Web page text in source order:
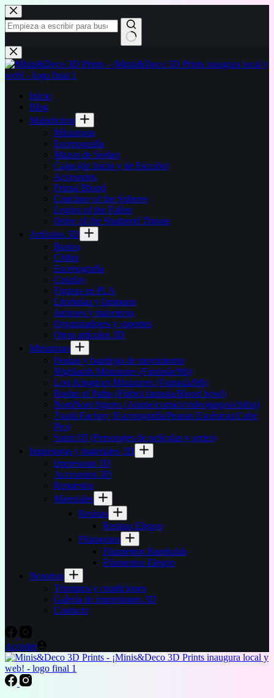
Saltar
al
contenido
Sin
resultados
Inicio
Blog
Malediction
Miniaturas
Escenografía
Mazos de Seeker
Cajas (de Inicio y de Facción)
Accesorios
Primal Blood
Conclave of the Spheres
Legion of the Fallen
Order of the Shattered Throne
Artículos 3D
Bustos
Chibis
Escenografía
Cosplay
Figuras en PLA
Litofanías y lámparas
Jarrones y maceteros
Organizadores y soportes
Otros artículos 3D
Miniaturas
Peanas y bandejas de movimiento
Highlands Miniatures (Fantasía/9th)
Lost Kingdom Miniatures (Fantasía/9th)
Realm of Paths (Fútbol fantasía/Blood bowl)
NomNom figures (Anime/comics/videojuegos/chibis)
Txarli Factory (Escenografía/Peanas Escénicas/Cube
Pro)
Sanix3D (Personajes de películas y series)
Impresoras y materiales 3D
Impresoras 3D
Accesorios 3D
Repuestos
Materiales
Resinas
Resinas Elegoo
Filamentos
Filamentos Bambulab
Filamentos Elegoo
Nosotros
Términos y condiciones
Galería de impresiones 3D
Contacto
Acceder